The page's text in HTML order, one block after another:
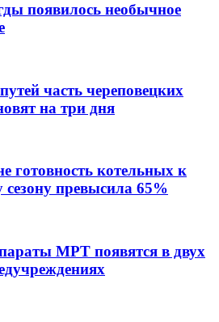
появилось необычное
часть череповецких
на три дня
готовность котельных к
сезону превысила 65%
МРТ появятся в двух